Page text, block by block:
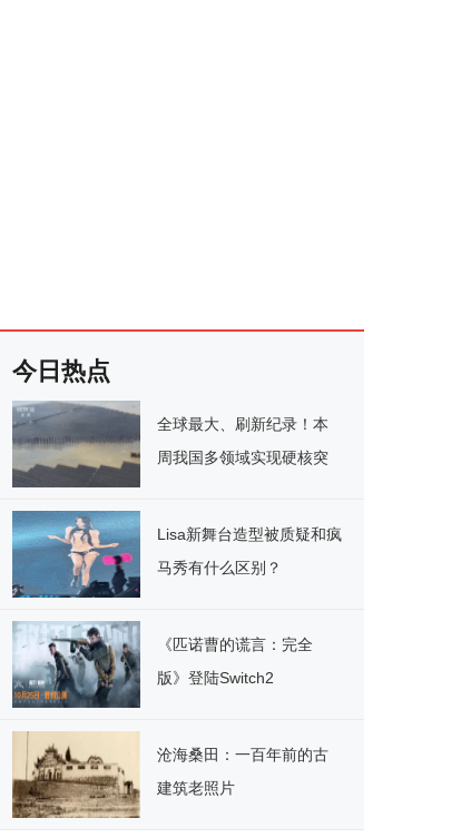
今日热点
全球最大、刷新纪录！本
周我国多领域实现硬核突
Lisa新舞台造型被质疑和疯
马秀有什么区别？
《匹诺曹的谎言：完全
版》登陆Switch2
沧海桑田：一百年前的古
建筑老照片